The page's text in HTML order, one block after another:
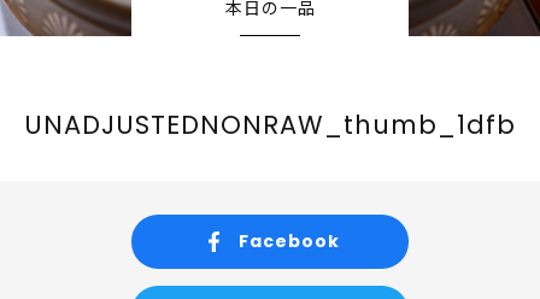
UNADJUSTEDNONRAW_thumb_1dfb
Facebook
Recruit
Store info
CORE COMPANY